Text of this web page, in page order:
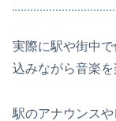
実際に駅や街中
込みながら音楽を
駅のアナウンス